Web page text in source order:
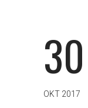
30
OKT 2017